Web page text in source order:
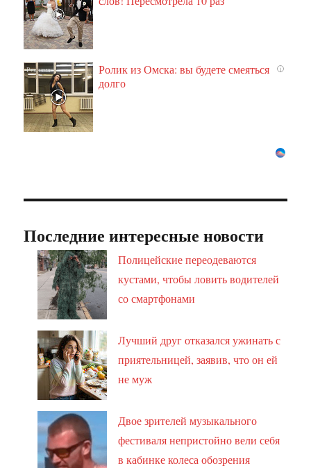
i
Ролик из Омска: вы будете смеяться
долго
Последние интересные новости
Полицейские переодеваются
кустами, чтобы ловить водителей
со смартфонами
Лучший друг отказался ужинать с
приятельницей, заявив, что он ей
не муж
Двое зрителей музыкального
фестиваля непристойно вели себя
в кабинке колеса обозрения